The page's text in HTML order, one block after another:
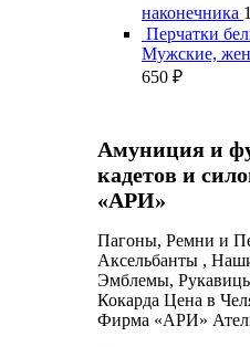
наконечника
Перчатки
Мужские,
650 ₽
Амуниция и
кадетов и
«АРИ»
Пагоны, Ремни и
Аксельбанты ,
Эмблемы,
Кокарда Цена в
Фирма «АРИ»